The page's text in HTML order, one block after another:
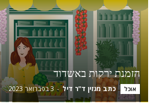
הזמנת ירקות באשדוד
אוכל כתב מגזין ד"ר דיל - 3 בפברואר 2023